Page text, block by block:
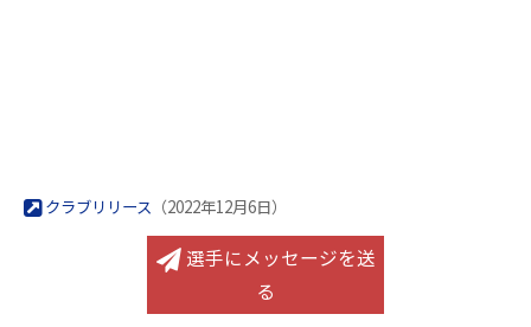
クラブリリース （2022年12月6日）
選手にメッセージを送
る